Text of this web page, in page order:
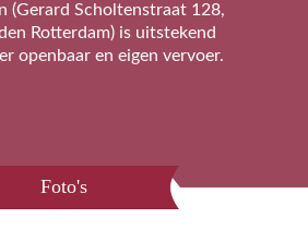
(Gerard Scholtenstraat 128,
Rotterdam) is uitstekend
openbaar en eigen vervoer.
Foto's